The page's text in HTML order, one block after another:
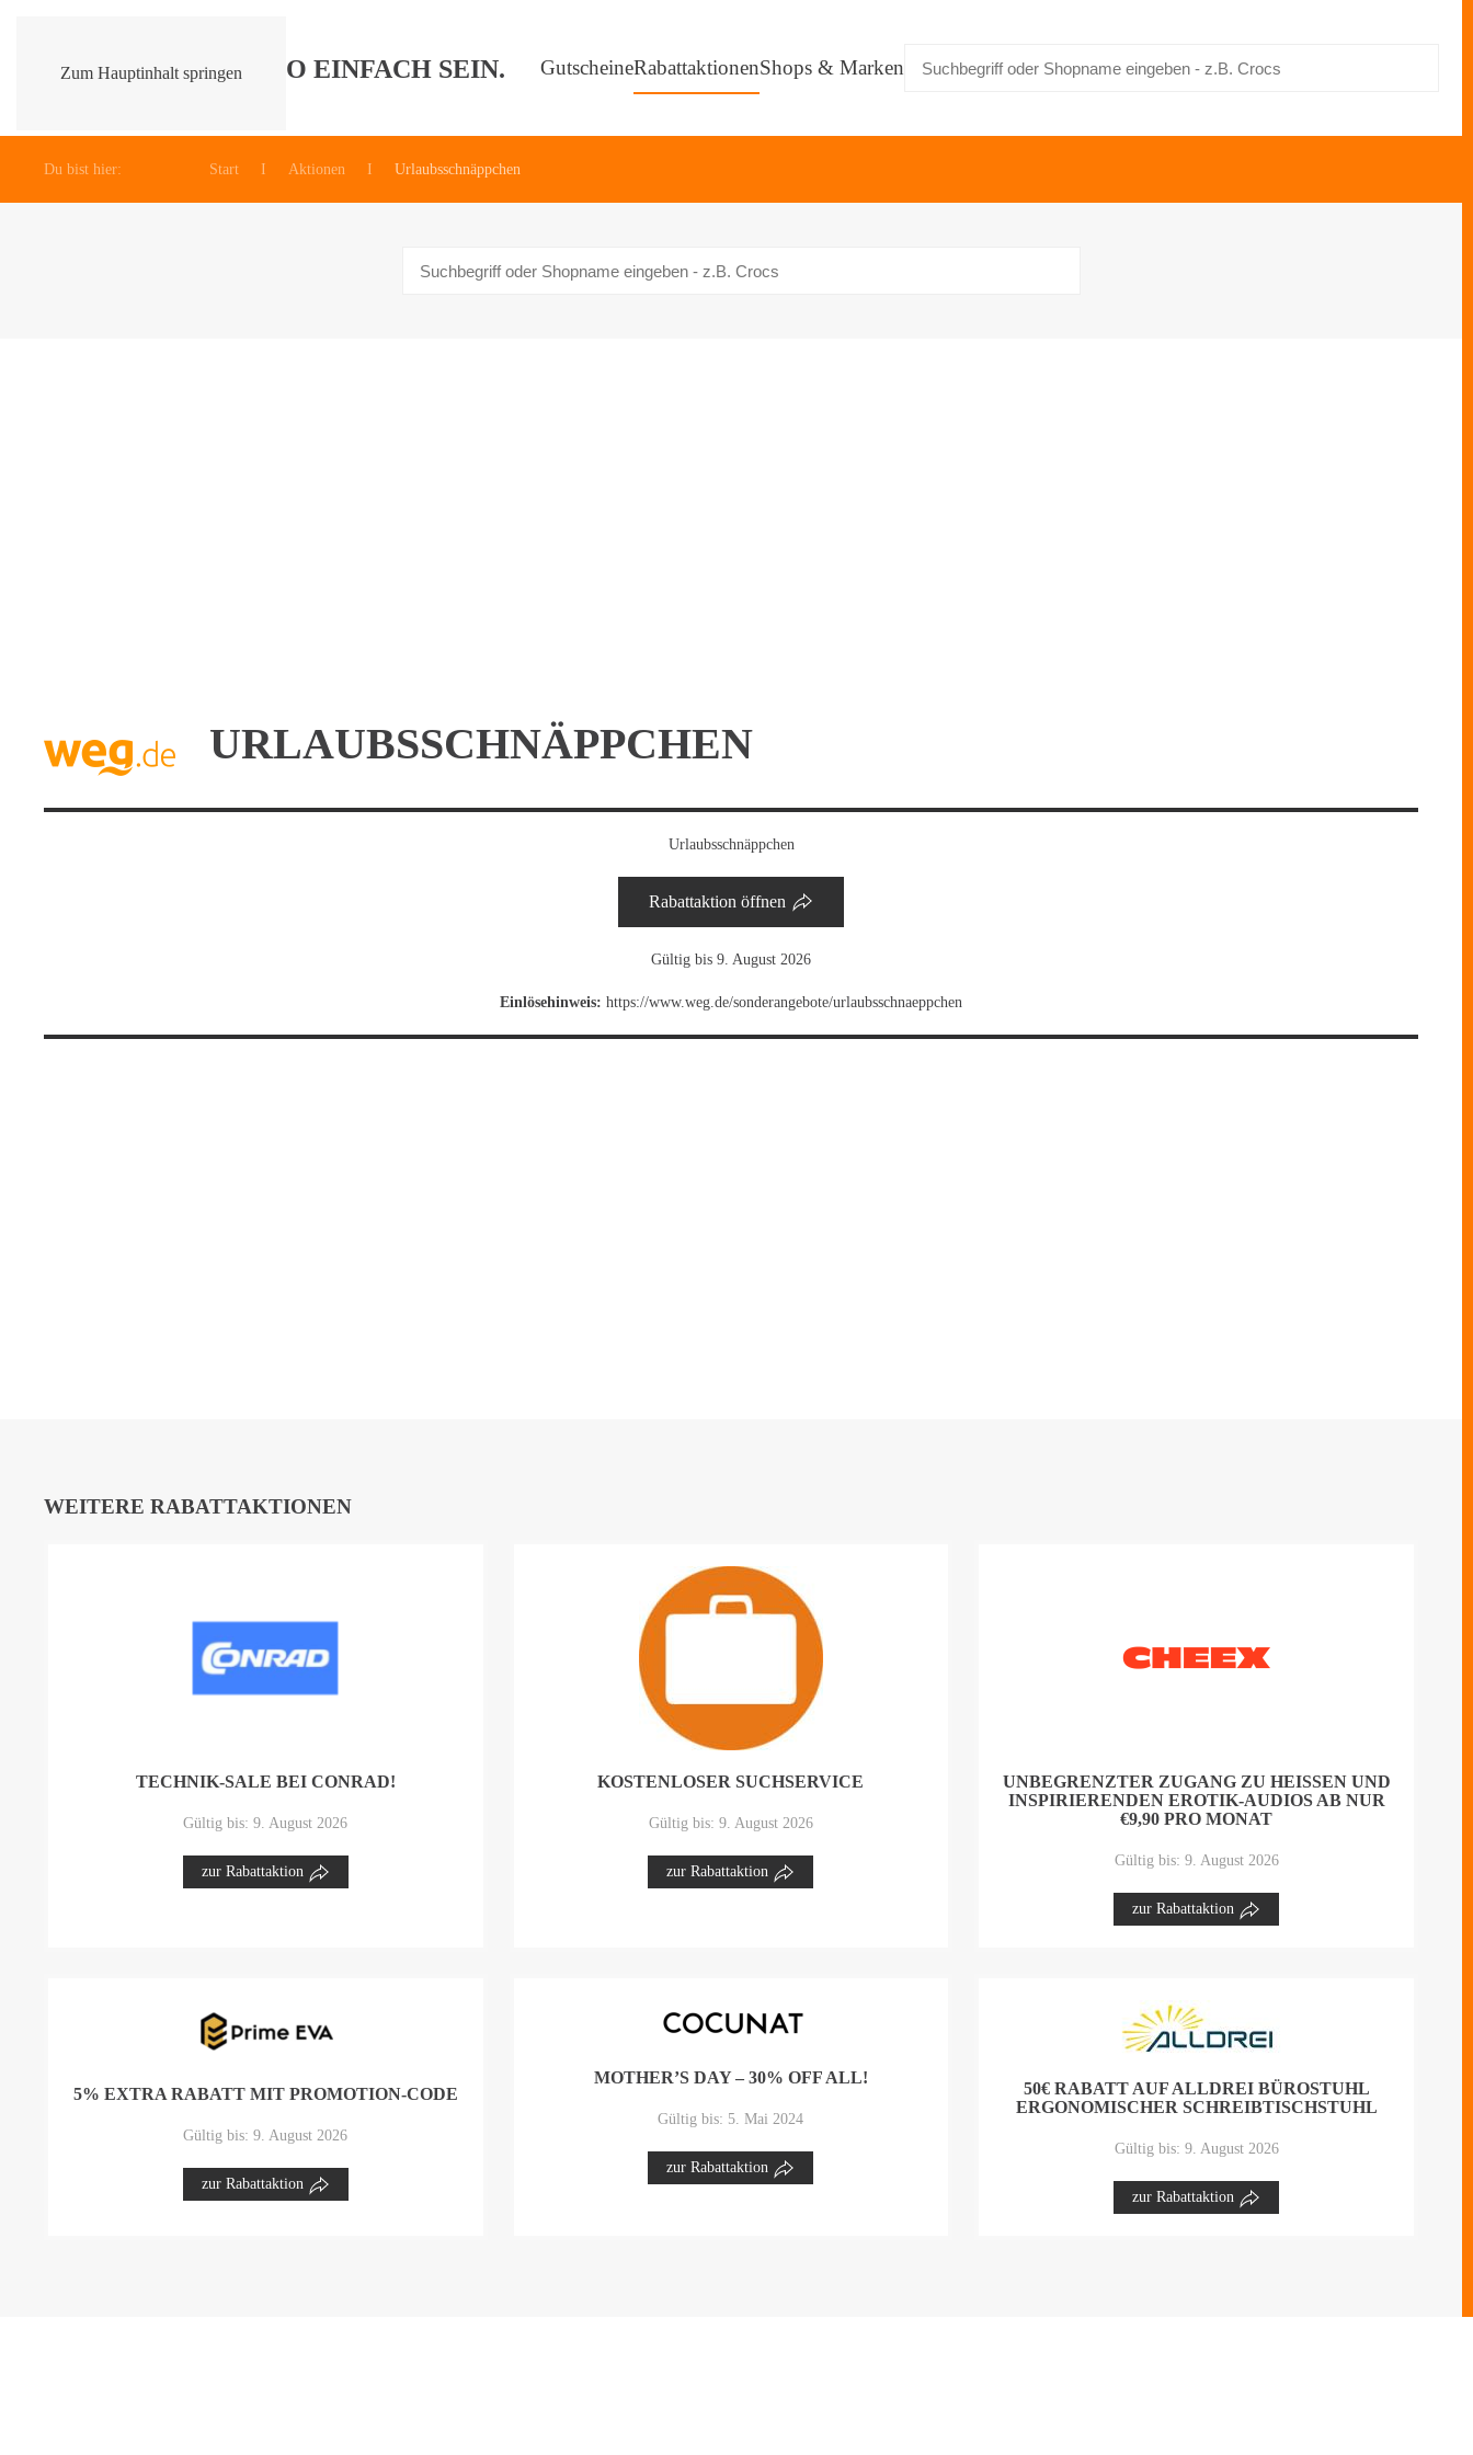
Zum Hauptinhalt springen GutscheineRabattaktionenShops & Marken
Du bist hier: Start Aktionen Urlaubsschnäppchen
URLAUBSSCHNÄPPCHEN
Urlaubsschnäppchen
Rabattaktion öffnen
Gültig bis 9. August 2026
Einlösehinweis: https://www.weg.de/sonderangebote/urlaubsschnaeppchen
WEITERE RABATTAKTIONEN
TECHNIK-SALE BEI CONRAD!
Gültig bis: 9. August 2026
zur Rabattaktion
KOSTENLOSER SUCHSERVICE
Gültig bis: 9. August 2026
zur Rabattaktion
UNBEGRENZTER ZUGANG ZU HEISSEN UND I
NSPIRIERENDEN EROTIK-AUDIOS AB NUR €
9,90 PRO MONAT
Gültig bis: 9. August 2026
zur Rabattaktion
5% EXTRA RABATT MIT PROMOTION-CODE
Gültig bis: 9. August 2026
zur Rabattaktion
MOTHER’S DAY – 30% OFF ALL!
Gültig bis: 5. Mai 2024
zur Rabattaktion
50€ RABATT AUF ALLDREI BÜROSTUHL
ERGONOMISCHER SCHREIBTISCHSTUHL
Gültig bis: 9. August 2026
zur Rabattaktion